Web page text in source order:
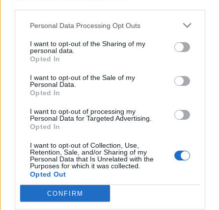
Personal Data Processing Opt Outs
I want to opt-out of the Sharing of my
personal data.
Opted In
I want to opt-out of the Sale of my
Personal Data.
Opted In
I want to opt-out of processing my
Personal Data for Targeted Advertising.
Opted In
I want to opt-out of Collection, Use,
Retention, Sale, and/or Sharing of my
Personal Data that Is Unrelated with the
Purposes for which it was collected.
Opted Out
CONFIRM
in cui partecipa ad altri programmi televisivi,
veste di conduttrice del talk show “
Xtra
ricoperto sempre lo stesso ruolo, mentre
dall’undicesima edizione è tornata ad essere
un giudice del talent.
X Factor 2019: giudici, selezioni e dirette
Come vedere X Factor 2019 in
streaming: diretta live e tutte le puntate